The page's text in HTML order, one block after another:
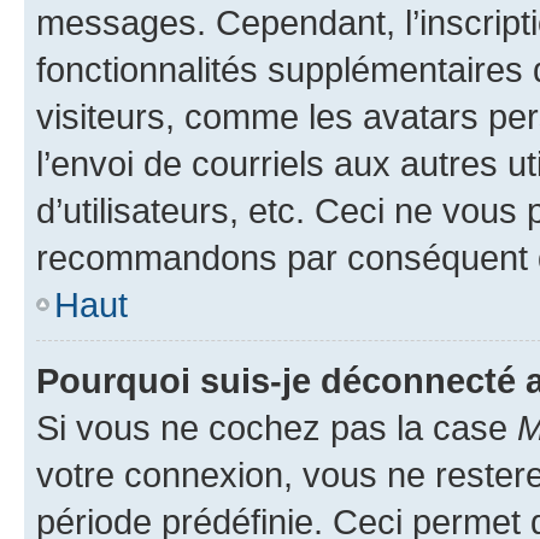
messages. Cependant,
fonctionnalités
visiteurs, comme les avatars
l’envoi de courriels aux autres
d’utilisateurs, etc. Ceci ne vous
recommandons par conséquent
Haut
Pourquoi suis-je déconnecté
Si vous ne cochez pas la case
votre connexion, vous ne
période prédéfinie. Ceci permet